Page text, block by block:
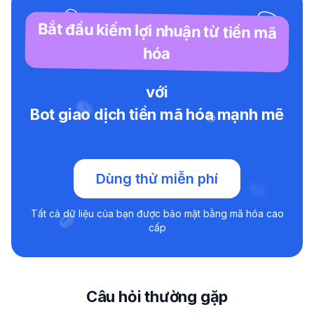
Bắt đầu kiếm lợi nhuận từ tiền mã
hóa
với
Bot giao dịch tiền mã hóa mạnh mẽ
Dùng thử miễn phí
Tất cả dữ liệu của bạn được bảo mật bằng mã hóa cao
cấp
Câu hỏi thường gặp